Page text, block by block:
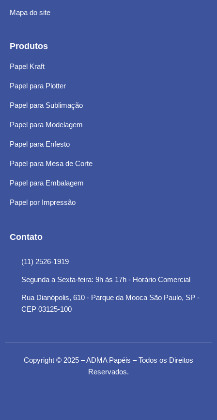
Mapa do site
Produtos
Papel Kraft
Papel para Plotter
Papel para Sublimação
Papel para Modelagem
Papel para Enfesto
Papel para Mesa de Corte
Papel para Embalagem
Papel por Impressão
Contato
(11) 2526-1919
Segunda a Sexta-feira: 9h às 17h - Horário Comercial
Rua Dianópolis, 610 - Parque da Mooca São Paulo, SP -
CEP 03125-100
Copyright © 2025 – ADMA Papéis – Todos os Direitos
Reservados.